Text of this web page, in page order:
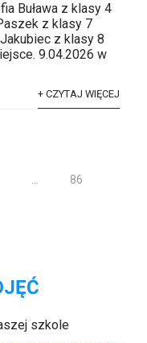
Buława z klasy 4
z klasy 7
z klasy 8
9.04.2026 w
+ CZYTAJ WIĘCEJ
86
szkole